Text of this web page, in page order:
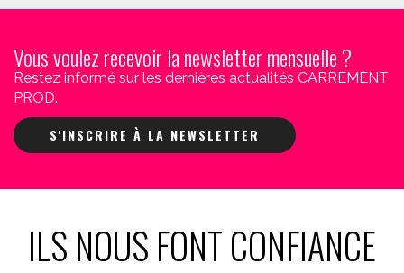
Vous voulez recevoir la newsletter mensuelle ?
Restez informé sur les dernières actualités CARREMENT
PROD.
S'INSCRIRE À LA NEWSLETTER
ILS NOUS FONT CONFIANCE